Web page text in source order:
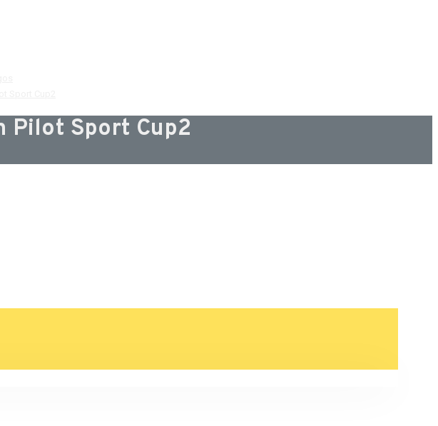
Pilot Sport Cup2